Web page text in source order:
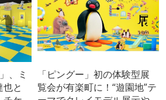
、ミ
と
「ピングー」初の体験型展
覧会が有楽町に！“遊園地”テ